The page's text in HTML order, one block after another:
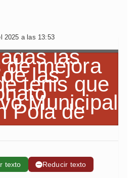
2025 a las 13:53
texto ➖Reducir texto